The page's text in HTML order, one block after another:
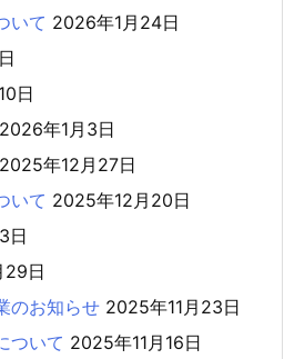
いて 2026年1月24日
日
2026年1月3日
2025年12月27日
いて 2025年12月20日
日
29日
のお知らせ 2025年11月23日
ついて 2025年11月16日